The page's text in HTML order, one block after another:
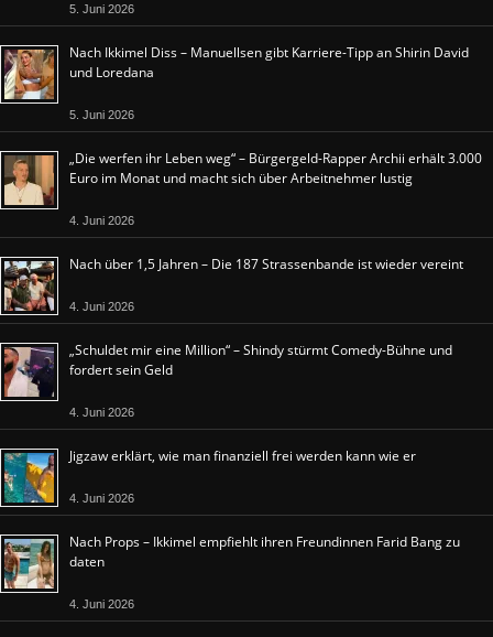
5. Juni 2026
Nach Ikkimel Diss – Manuellsen gibt Karriere-Tipp an Shirin David
und Loredana
5. Juni 2026
„Die werfen ihr Leben weg“ – Bürgergeld-Rapper Archii erhält 3.000
Euro im Monat und macht sich über Arbeitnehmer lustig
4. Juni 2026
Nach über 1,5 Jahren – Die 187 Strassenbande ist wieder vereint
4. Juni 2026
„Schuldet mir eine Million“ – Shindy stürmt Comedy-Bühne und
fordert sein Geld
4. Juni 2026
Jigzaw erklärt, wie man finanziell frei werden kann wie er
4. Juni 2026
Nach Props – Ikkimel empfiehlt ihren Freundinnen Farid Bang zu
daten
4. Juni 2026